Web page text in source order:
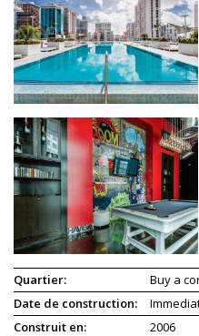
Quartier:
Buy a
Date de construction:
Construit en:
2006